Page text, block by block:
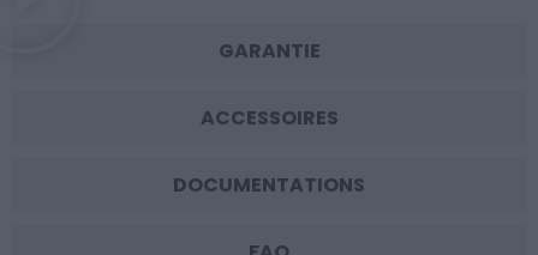
GARANTIE
ACCESSOIRES
DOCUMENTATIONS